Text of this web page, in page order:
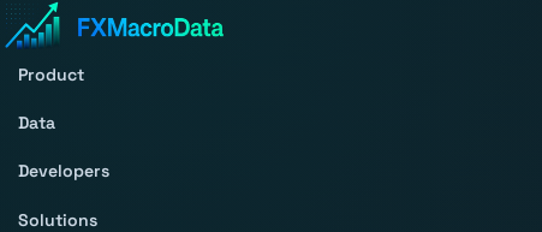
Product
Data
Developers
Solutions